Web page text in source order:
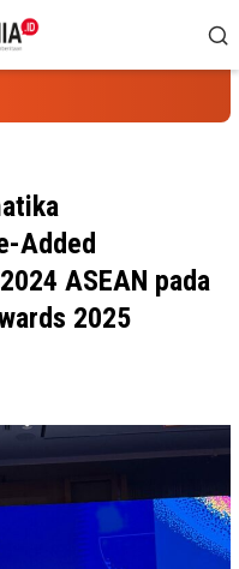
Added
ASEAN pada
2025